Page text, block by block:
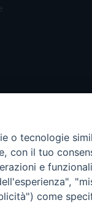
- Tutti i
o tecnologie
con il tuo
e
come